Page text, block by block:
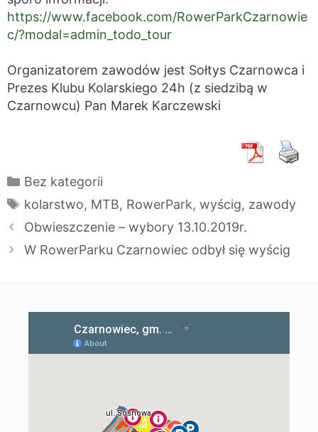
https://www.facebook.com/RowerParkCzarnowie
c/?modal=admin_todo_tour
Organizatorem zawodów jest Sołtys Czarnowca i
Prezes Klubu Kolarskiego 24h (z siedzibą w
Czarnowcu) Pan Marek Karczewski
Kategorie
Bez kategorii
Tagi
kolarstwo, MTB, RowerPark, wyścig, zawody
Obwieszczenie – wybory 13.10.2019r.
W RowerParku Czarnowiec odbył się wyścig